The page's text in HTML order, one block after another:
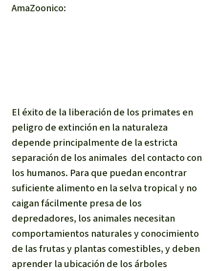
AmaZoonico:
El éxito de la liberación de los primates en
peligro de extinción en la naturaleza
depende principalmente de la estricta
separación de los animales del contacto con
los humanos. Para que puedan encontrar
suficiente alimento en la selva tropical y no
caigan fácilmente presa de los
depredadores, los animales necesitan
comportamientos naturales y conocimiento
de las frutas y plantas comestibles, y deben
aprender la ubicación de los árboles